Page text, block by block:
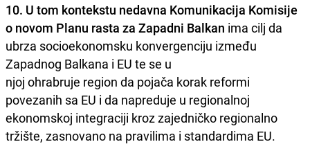
10. U tom kontekstu nedavna Komunikacija Komisije
o novom Planu rasta za Zapadni Balkan ima cilj da
ubrza socioekonomsku konvergenciju između
Zapadnog Balkana i EU te se u
njoj ohrabruje region da pojača korak reformi
povezanih sa EU i da napreduje u regionalnoj
ekonomskoj integraciji kroz zajedničko regionalno
tržište, zasnovano na pravilima i standardima EU.